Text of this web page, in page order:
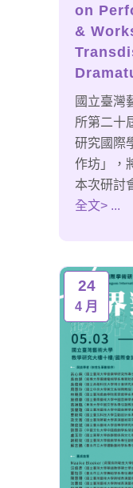
on
&
國立臺灣
所第二十
研究國際
作坊」，
本次研討
全文> ...
24
4 月